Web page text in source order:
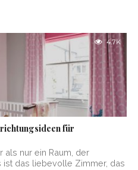
4.7K
für
als nur ein Raum, der
ist das liebevolle Zimmer, das